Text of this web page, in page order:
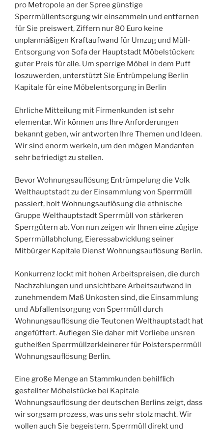
pro Metropole an der Spree günstige
Sperrmüllentsorgung wir einsammeln und entfernen
für Sie preiswert, Ziffern nur 80 Euro keine
unplanmäßigen Kraftaufwand für Umzug und Müll-
Entsorgung von Sofa der Hauptstadt Möbelstücken:
guter Preis für alle. Um sperrige Möbel in dem Puff
loszuwerden, unterstützt Sie Entrümpelung Berlin
Kapitale für eine Möbelentsorgung in Berlin
Ehrliche Mitteilung mit Firmenkunden ist sehr
elementar. Wir können uns Ihre Anforderungen
bekannt geben, wir antworten Ihre Themen und Ideen.
Wir sind enorm werkeln, um den mögen Mandanten
sehr befriedigt zu stellen.
Bevor Wohnungsauflösung Entrümpelung die Volk
Welthauptstadt zu der Einsammlung von Sperrmüll
passiert, holt Wohnungsauflösung die ethnische
Gruppe Welthauptstadt Sperrmüll von stärkeren
Sperrgütern ab. Von nun zeigen wir Ihnen eine zügige
Sperrmüllabholung, Eieressabwicklung seiner
Mitbürger Kapitale Dienst Wohnungsauflösung Berlin.
Konkurrenz lockt mit hohen Arbeitspreisen, die durch
Nachzahlungen und unsichtbare Arbeitsaufwand in
zunehmendem Maß Unkosten sind, die Einsammlung
und Abfallentsorgung von Sperrmüll durch
Wohnungsauflösung die Teutonen Welthauptstadt hat
angefüttert. Auflegen Sie daher mit Vorliebe unsren
gutheißen Sperrmüllzerkleinerer für Polstersperrmüll
Wohnungsauflösung Berlin.
Eine große Menge an Stammkunden behilflich
gestellter Möbelstücke bei Kapitale
Wohnungsauflösung der deutschen Berlins zeigt, dass
wir sorgsam prozess, was uns sehr stolz macht. Wir
wollen auch Sie begeistern. Sperrmüll direkt und